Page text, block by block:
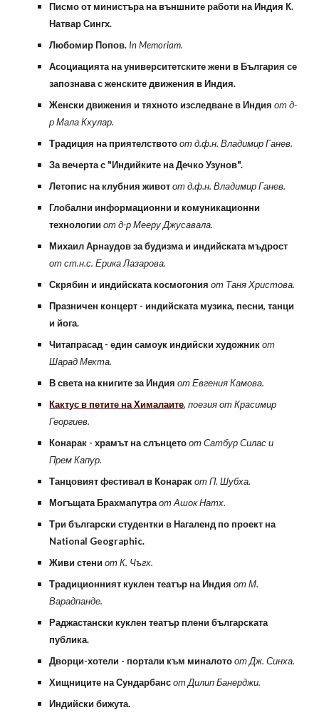
Писмо от министъра на външните работи на Индия К.
Натвар Сингх.
Любомир Попов. In Memoriam.
Асоциацията на университетските жени в България се
запознава с женските движения в Индия.
Женски движения и тяхното изследване в Индияот д-
р Мала Кхулар.
Традиция на приятелствотоот д.ф.н. Владимир Ганев.
За вечерта с "Индийките на Дечко Узунов".
Летопис на клубния животот д.ф.н. Владимир Ганев.
Глобални информационни и комуникационни
технологииот д-р Мееру Джусавала.
Михаил Арнаудов за будизма и индийската мъдрост
от ст.н.с. Ерика Лазарова.
Скрябин и индийската космогонияот Таня Христова.
Празничен концерт - индийската музика, песни, танци
и йога.
Читапрасад - един самоук индийски художникот
Шарад Мехта.
В света на книгите за Индияот Евгения Камова.
Кактус в петите на Хималаите, поезия от Красимир
Георгиев.
Конарак - храмът на слънцетоот Сатбур Силас и
Прем Капур.
Танцовият фестивал в Конаракот П. Шубха.
Могъщата Брахмапутраот Ашок Натх.
Три български студентки в Нагаленд по проект на
National Geographic.
Живи стениот К. Чъгх.
Традиционният куклен театър на Индияот М.
Варадпанде.
Раджастански куклен театър плени българската
публика.
Дворци-хотели - портали към миналотоот Дж. Синха.
Хищниците на Сундарбансот Дилип Банерджи.
Индийски бижута.